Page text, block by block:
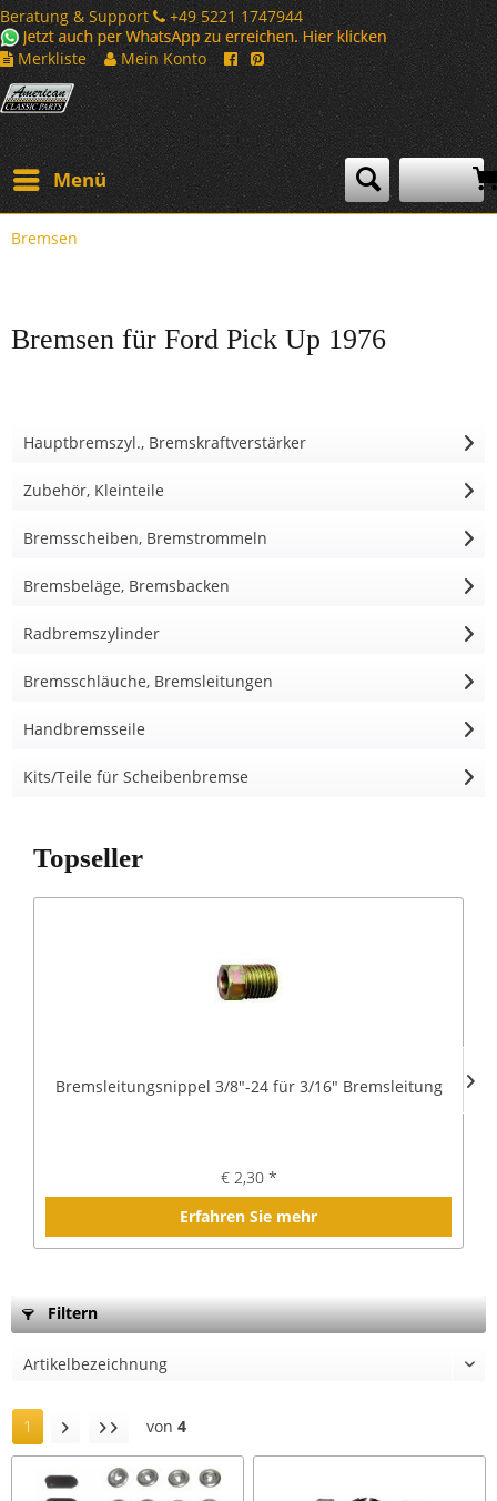
Beratung & Support
+49 5221 1747944
Merkliste
Mein Konto
Menü
Bremsen
Bremsen für Ford Pick Up 1976
Hauptbremszyl., Bremskraftverstärker
Zubehör, Kleinteile
Bremsscheiben, Bremstrommeln
Bremsbeläge, Bremsbacken
Radbremszylinder
Bremsschläuche, Bremsleitungen
Handbremsseile
Kits/Teile für Scheibenbremse
Topseller
Bremsleitungsnippel 3/8"-24 für 3/16" Bremsleitung
€ 2,30 *
Erfahren Sie mehr
Filtern
1 von 4